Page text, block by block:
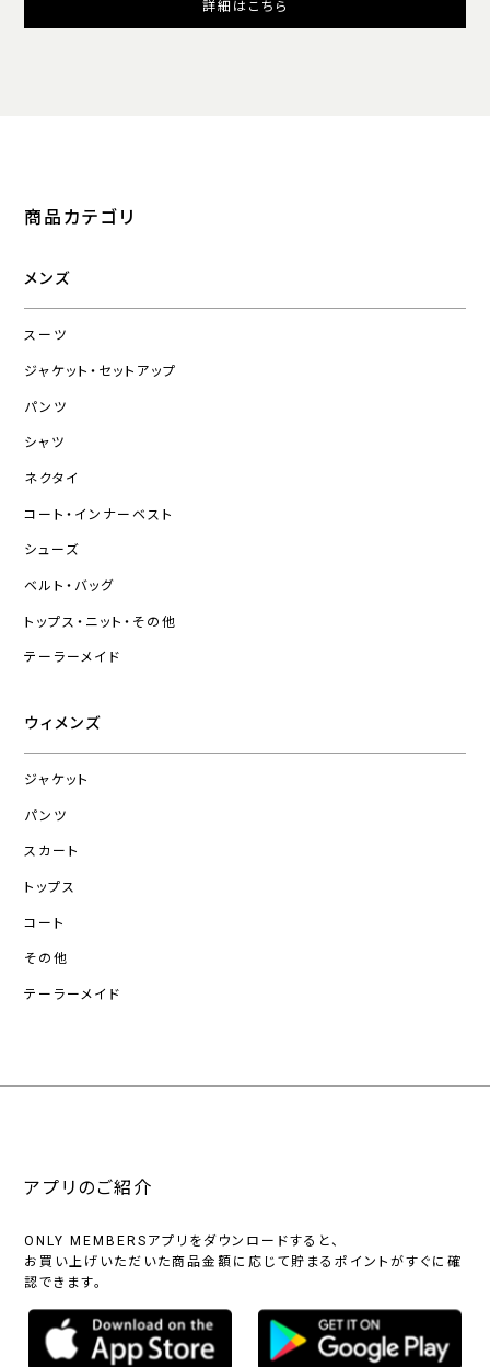
詳細はこちら
商品カテゴリ
メンズ
スーツ
ジャケット・セットアップ
パンツ
シャツ
ネクタイ
コート・インナーベスト
シューズ
ベルト・バッグ
トップス・ニット・その他
テーラーメイド
ウィメンズ
ジャケット
パンツ
スカート
トップス
コート
その他
テーラーメイド
アプリのご紹介
ONLY MEMBERSアプリをダウンロードすると、
お買い上げいただいた商品金額に応じて貯まるポイントがすぐに確
認できます。